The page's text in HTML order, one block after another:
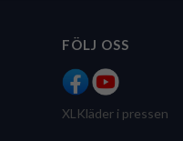
FÖLJ OSS
XLKläder i pressen